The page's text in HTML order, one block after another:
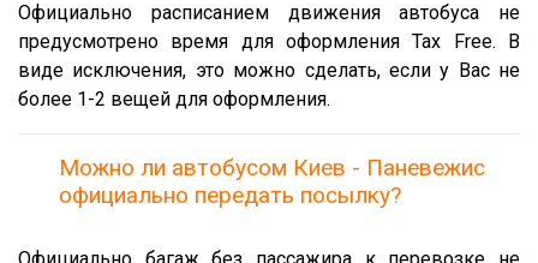
Официально расписанием движения автобуса не
предусмотрено время для оформления Tax Free. В
виде исключения, это можно сделать, если у Вас не
более 1-2 вещей для оформления.
Можно ли автобусом Киев - Паневежис
официально передать посылку?